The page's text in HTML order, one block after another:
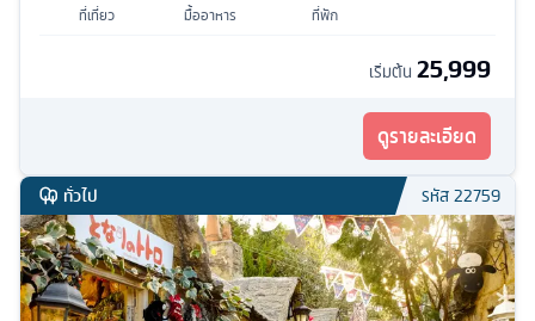
ที่เที่ยว มื้ออาหาร ที่พัก
เริ่มต้น 25,999
ดูรายละเอียด
ทั่วไป รหัส22759